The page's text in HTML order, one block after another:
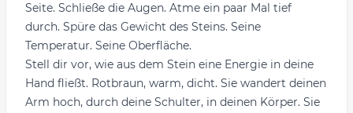
Seite. Schließe die Augen. Atme ein paar Mal tief
durch. Spüre das Gewicht des Steins. Seine
Temperatur. Seine Oberfläche.
Stell dir vor, wie aus dem Stein eine Energie in deine
Hand fließt. Rotbraun, warm, dicht. Sie wandert deinen
Arm hoch, durch deine Schulter, in deinen Körper. Sie